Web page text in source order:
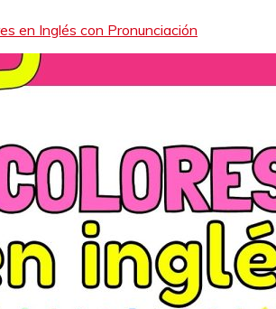
en Inglés con Pronunciación